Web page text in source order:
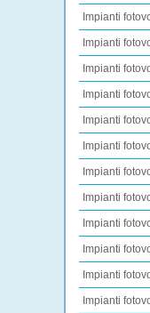
Impianti
Impianti
Impianti
Impianti
Impianti
Impianti
Impianti
Impianti
Impianti
Impianti
Impianti
Impianti